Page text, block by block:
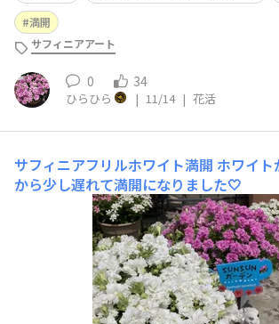
満開
サフィニアアート
0 34
ひらひら | 11/14 | 花活
サフィニアフリルホワイト満開 ホワイト
から少し遅れて満開になりました🤍